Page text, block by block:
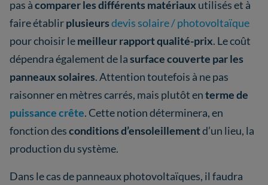
pas àcomparer les différents matériaux utilisés et à
faire établirplusieursdevis solaire / photovoltaïque
pour choisir lemeilleur rapport qualité-prix. Le coût
dépendra également de lasurface couverte par les
panneaux solaires. Attention toutefois à ne pas
raisonner en mètres carrés, mais plutôt enterme de
puissance crête. Cette notion déterminera, en
fonction desconditions d’ensoleillementd’un lieu, la
production du système.
Dans le cas de panneaux photovoltaïques, il faudra